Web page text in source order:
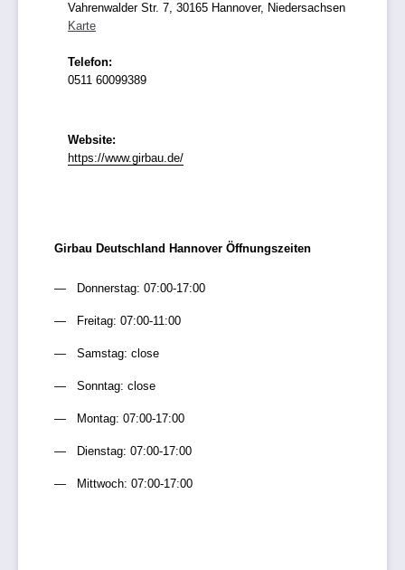
Vahrenwalder Str. 7, 30165 Hannover, Niedersachsen
Karte
Telefon:
0511 60099389
Website:
https://www.girbau.de/
Girbau Deutschland Hannover Öffnungszeiten
Donnerstag: 07:00-17:00
Freitag: 07:00-11:00
Samstag: close
Sonntag: close
Montag: 07:00-17:00
Dienstag: 07:00-17:00
Mittwoch: 07:00-17:00